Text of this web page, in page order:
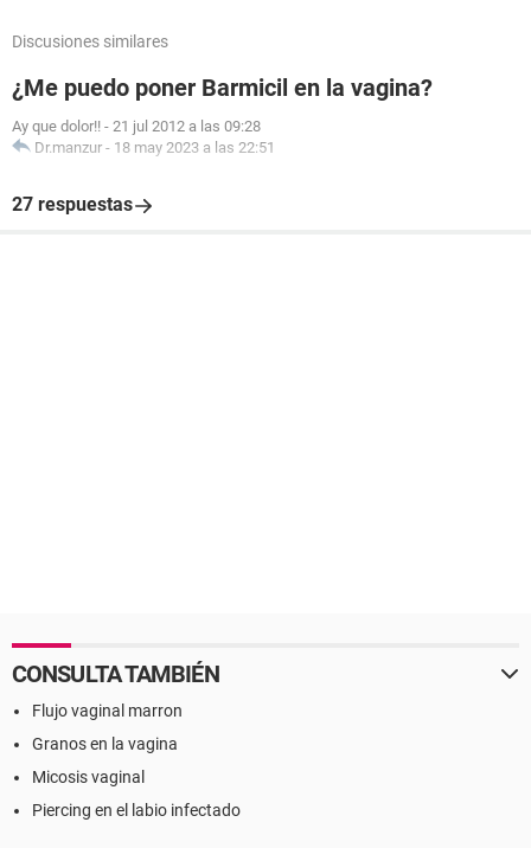
Discusiones similares
¿Me puedo poner Barmicil en la vagina?
Ay que dolor!! - 21 jul 2012 a las 09:28
Dr.manzur - 18 may 2023 a las 22:51
27 respuestas
CONSULTA TAMBIÉN
Flujo vaginal marron
Granos en la vagina
Micosis vaginal
Piercing en el labio infectado